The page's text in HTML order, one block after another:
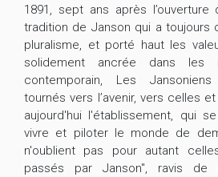
1891, sept ans après
tradition de Janson qui a toujours
pluralisme, et porté haut les
solidement ancrée dans les
contemporain, Les
tournés vers l’avenir, vers celles
aujourd'hui l'établissement, qui
vivre et piloter le monde de
n'oublient pas pour autant
passés par Janson", ravis de